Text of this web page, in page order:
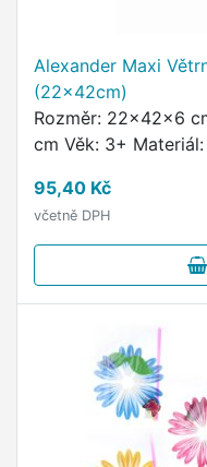
Alexander Maxi
(22x42cm)
Rozměr: 22x42x6
cm Věk: 3+
95,40 Kč
včetně DPH